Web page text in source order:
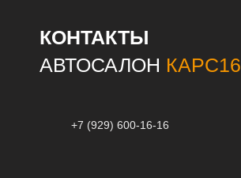
КОНТАКТЫ
АВТОСАЛОН КАРС16
+7 (929) 600-16-16